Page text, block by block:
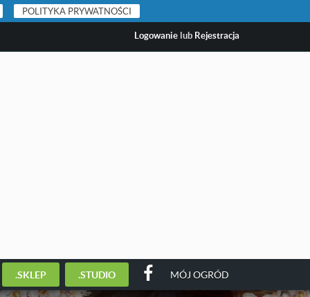
POLITYKA PRYWATNOŚCI
Logowanie lub Rejestracja
.SKLEP .STUDIO MÓJ OGRÓD